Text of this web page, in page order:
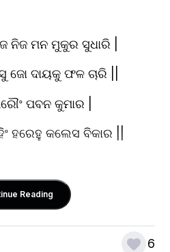
ନିଜ ମନ ମୁକୁର ସୁଧାରି |
ଦାୟକୁ ଫଳ ଚାରି ||
ପବନ କୁମାର |
ହରେହୁ କଲେସ ବିକାର ||
Reading
6